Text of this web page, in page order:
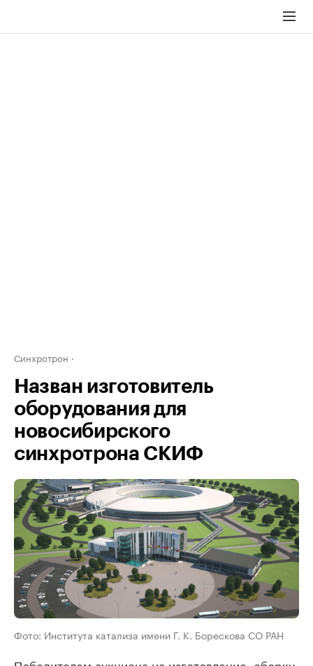
Синхротрон
Назван изготовитель
оборудования для
новосибирского
синхротрона СКИФ
Фото: Института катализа имени Г. К. Борескова СО РАН